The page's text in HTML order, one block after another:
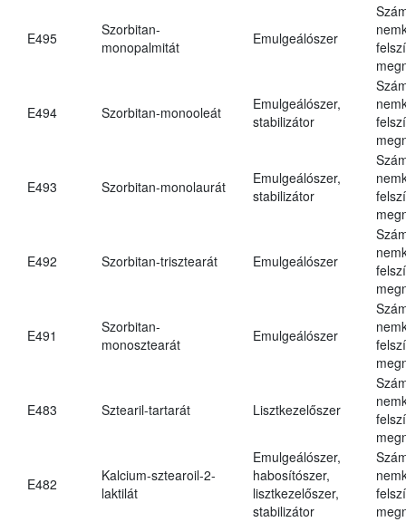
E495
Szorbitan-
monopalmitát
Emulgeálószer
E494 Szorbitan-monooleát
Emulgeálószer,
stabilizátor
E493 Szorbitan-monolaurát
Emulgeálószer,
stabilizátor
E492 Szorbitan-trisztearát Emulgeálószer
E491
Szorbitan-
monosztearát
Emulgeálószer
E483 Sztearil-tartarát Lisztkezelőszer
E482
Kalcium-sztearoil-2-
laktilát
Emulgeálószer,
habosítószer,
lisztkezelőszer,
stabilizátor